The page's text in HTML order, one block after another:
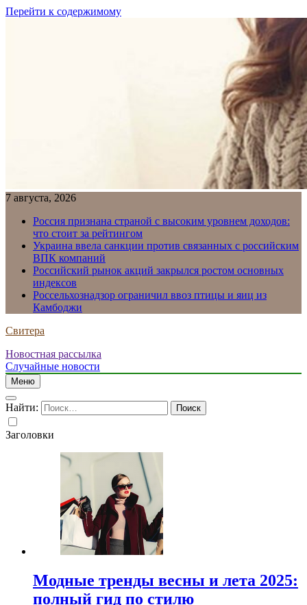
Перейти к содержимому
7 августа, 2026
Россия признана страной с высоким уровнем доходов:
что стоит за рейтингом
Украина ввела санкции против связанных с российским
ВПК компаний
Российский рынок акций закрылся ростом основных
индексов
Россельхознадзор ограничил ввоз птицы и яиц из
Камбоджи
Свитера
Новостная рассылка
Случайные новости
Меню
Найти:
Заголовки
Модные тренды весны и лета 2025:
полный гид по стилю